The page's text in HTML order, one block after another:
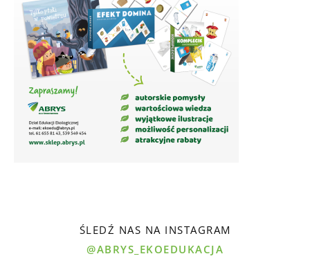
ŚLEDŹ NAS NA INSTAGRAM
@ABRYS_EKOEDUKACJA